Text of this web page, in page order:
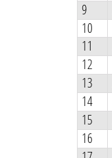
9
10
11
12
13
14
15
16